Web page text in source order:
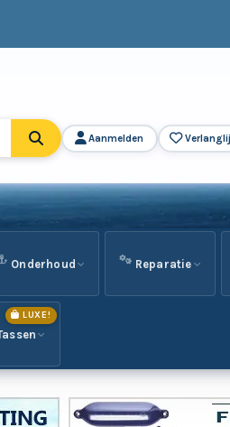
Aanmelden
Onderhoud Reparatie
LUXE!